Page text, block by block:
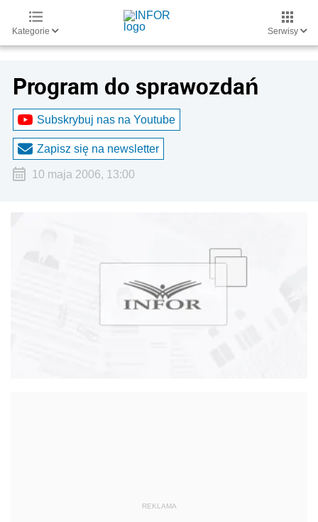
Kategorie Serwisy
Program do sprawozdań
Subskrybuj nas na Youtube
Zapisz się na newsletter
10 maja 2006, 13:00